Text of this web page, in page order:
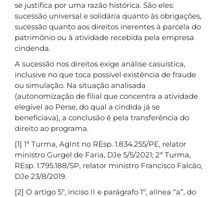
se justifica por uma razão histórica. São eles:
sucessão universal e solidária quanto às obrigações,
sucessão quanto aos direitos inerentes à parcela do
patrimônio ou à atividade recebida pela empresa
cindenda.
A sucessão nos direitos exige análise casuística,
inclusive no que toca possível existência de fraude
ou simulação. Na situação analisada
(autonomização de filial que concentra a atividade
elegível ao Perse, do qual a cindida já se
beneficiava), a conclusão é pela transferência do
direito ao programa.
[1] 1ª Turma, AgInt no REsp. 1.834.255/PE, relator
ministro Gurgel de Faria, DJe 5/5/2021; 2ª Turma,
REsp. 1.795.188/SP, relator ministro Francisco Falcão,
DJe 23/8/2019.
[2] O artigo 5º, inciso II e parágrafo 1º, alínea “a”, do